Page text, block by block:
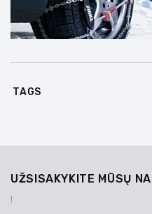
TAGS
UŽSISAKYKITE MŪSŲ
!